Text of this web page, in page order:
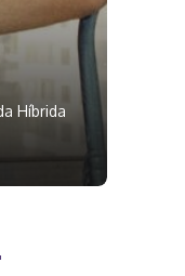
Híbrida